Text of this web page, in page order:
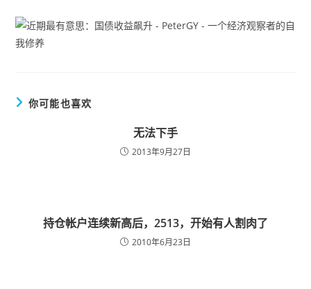
你可能也喜欢
无法下手
2013年9月27日
持仓帐户连续新高后，2513，开始有人割肉了
2010年6月23日